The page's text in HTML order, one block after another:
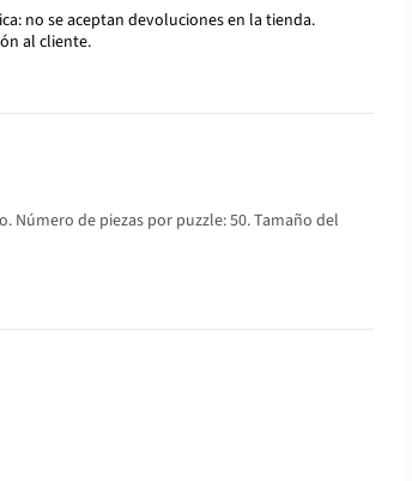
no se aceptan devoluciones en la tienda.
al cliente.
Número de piezas por puzzle: 50. Tamaño del